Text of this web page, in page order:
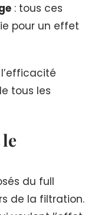
: tous ces
pour un effet
tous les
du full
de la filtration.